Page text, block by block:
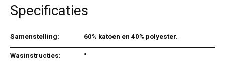
Specificaties
Samenstelling:
60% katoen en 40% polyester.
Wasinstructies:
°